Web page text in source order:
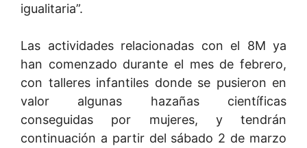
igualitaria”.
Las actividades relacionadas con el 8M ya
han comenzado durante el mes de febrero,
con talleres infantiles donde se pusieron en
valor algunas hazañas científicas
conseguidas por mujeres, y tendrán
continuación a partir del sábado 2 de marzo